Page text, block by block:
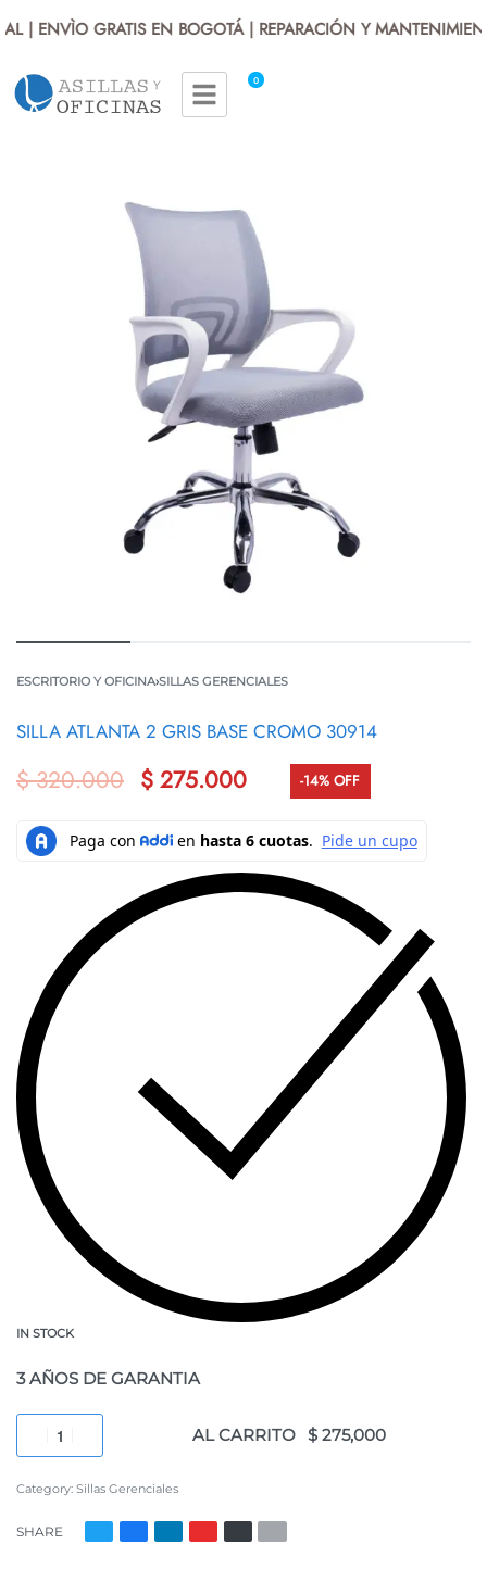
| ENVÌO GRATIS EN BOGOTÁ | REPARACIÓN Y
0
ESCRITORIO Y OFICINA›SILLAS GERENCIALES
SILLA ATLANTA 2 GRIS BASE CROMO 30914
$320.000 $ 275.000 -14% OFF
IN STOCK
3 AÑOS DE GARANTIA
AL CARRITO
Category: Sillas Gerenciales
SHARE